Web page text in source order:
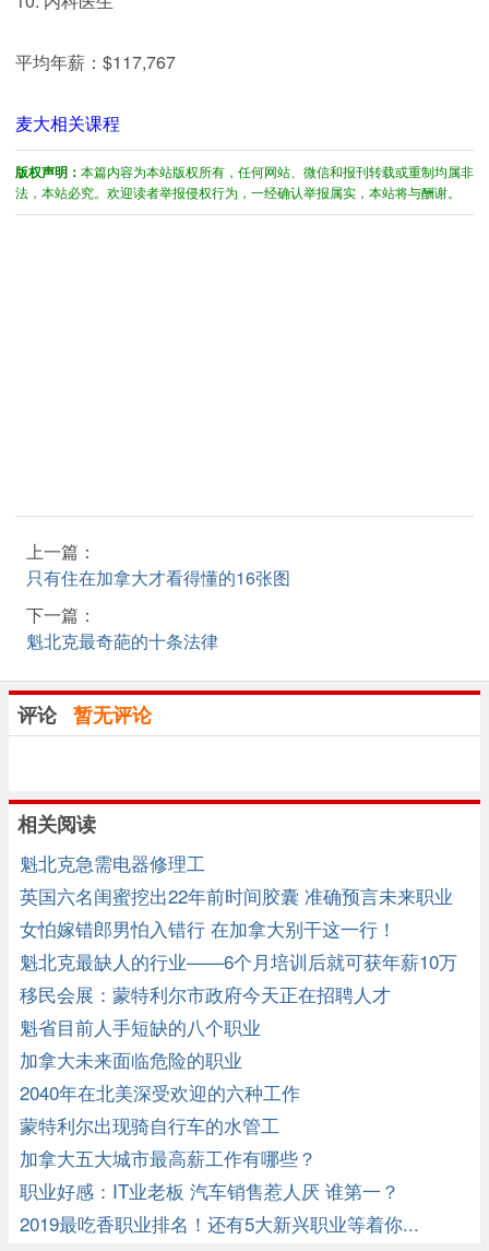
平均年薪：$117,767
麦大相关课程
版权声明： 本篇内容为本站版权所有，任何网站、微信和报刊转载或重制均属非
法，本站必究。欢迎读者举报侵权行为，一经确认举报属实，本站将与酬谢。
上一篇：
只有住在加拿大才看得懂的16张图
下一篇：
魁北克最奇葩的十条法律
评论 暂无评论
相关阅读
魁北克急需电器修理工
英国六名闺蜜挖出22年前时间胶囊 准确预言未来职业
女怕嫁错郎男怕入错行 在加拿大别干这一行！
魁北克最缺人的行业——6个月培训后就可获年薪10万
移民会展：蒙特利尔市政府今天正在招聘人才
魁省目前人手短缺的八个职业
加拿大未来面临危险的职业
2040年在北美深受欢迎的六种工作
蒙特利尔出现骑自行车的水管工
加拿大五大城市最高薪工作有哪些？
职业好感：IT业老板 汽车销售惹人厌 谁第一？
2019最吃香职业排名！还有5大新兴职业等着你...